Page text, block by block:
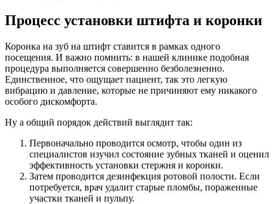
Процесс установки штифта и коронки
Коронка на зуб на штифт ставится в рамках одного
посещения. И важно помнить: в нашей клинике подобная
процедура выполняется совершенно безболезненно.
Единственное, что ощущает пациент, так это легкую
вибрацию и давление, которые не причиняют ему никакого
особого дискомфорта.
Ну а общий порядок действий выглядит так:
Первоначально проводится осмотр, чтобы один из
специалистов изучил состояние зубных тканей и оценил
эффективность установки стержня и коронки.
Затем проводится дезинфекция ротовой полости. Если
потребуется, врач удалит старые пломбы, пораженные
участки тканей и пульпу.